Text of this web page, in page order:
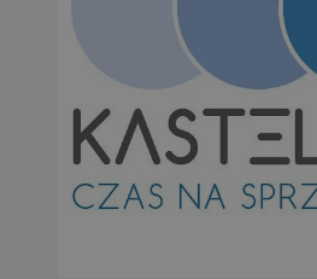
QeSessID